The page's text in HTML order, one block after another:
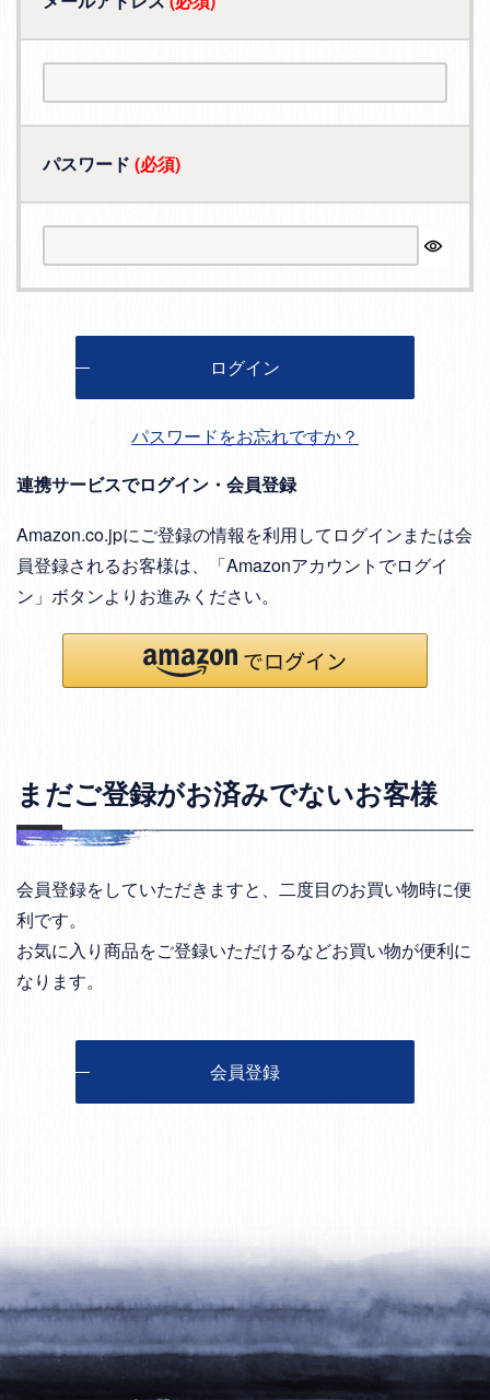
パスワード (必須)
ログイン
パスワードをお忘れですか？
連携サービスでログイン・会員登録
Amazon.co.jpにご登録の情報を利用してログインまたは会
員登録されるお客様は、「Amazonアカウントでログイ
ン」ボタンよりお進みください。
まだご登録がお済みでないお客様
会員登録をしていただきますと、二度目のお買い物時に便
利です。
お気に入り商品をご登録いただけるなどお買い物が便利に
なります。
会員登録